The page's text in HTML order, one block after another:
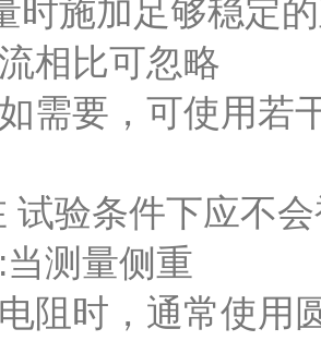
时施加足够稳定
相比可忽略
需要，可使用若
试验条件下应不
测量侧重
阻时，通常使用